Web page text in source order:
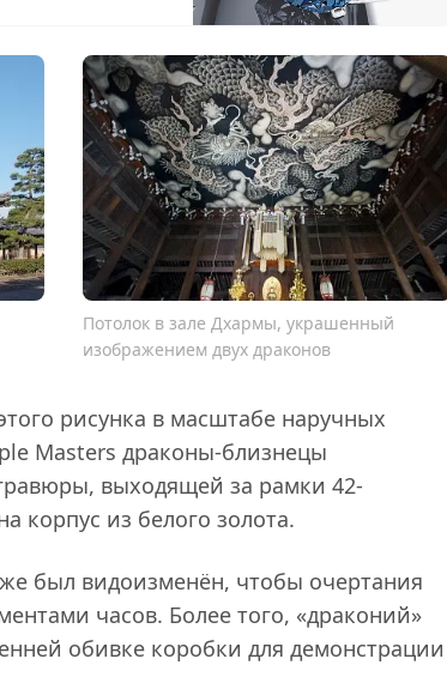
Потолок в зале Дхармы, украшенный
изображением двух драконов
рисунка в масштабе наручных
Masters драконы-близнецы
выходящей за рамки 42-
корпус из белого золота.
был видоизменён, чтобы очертания
часов. Более того, «драконий»
обивке коробки для демонстрации